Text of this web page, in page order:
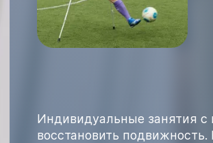
Индивидуальные занятия
восстановить